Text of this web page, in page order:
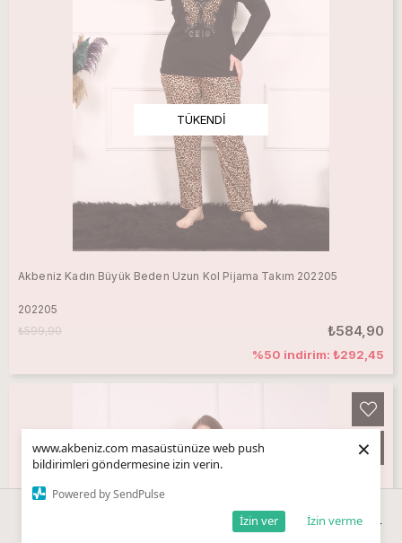
www.akbeniz.com masaüstünüze web push
bildirimleri göndermesine izin verin.
Powered by SendPulse
İzin verme
İzin ver
×
TÜKENDI
Akbeniz Kadın Büyük Beden Uzun Kol Pijama Takım 202205
202205
₺584,90
₺599,90
%50 indirim: ₺292,45
Favorilerim Kategoriler